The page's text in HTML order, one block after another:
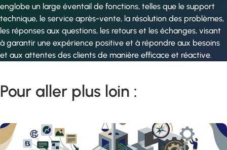
englobe un large éventail de fonctions, telles que le support
technique, le service après-vente, la résolution des problèmes,
les réponses aux questions, les retours et les échanges, visant
à garantir une expérience positive et à répondre aux besoins
et aux attentes des clients de manière efficace et réactive.
Pour aller plus loin :